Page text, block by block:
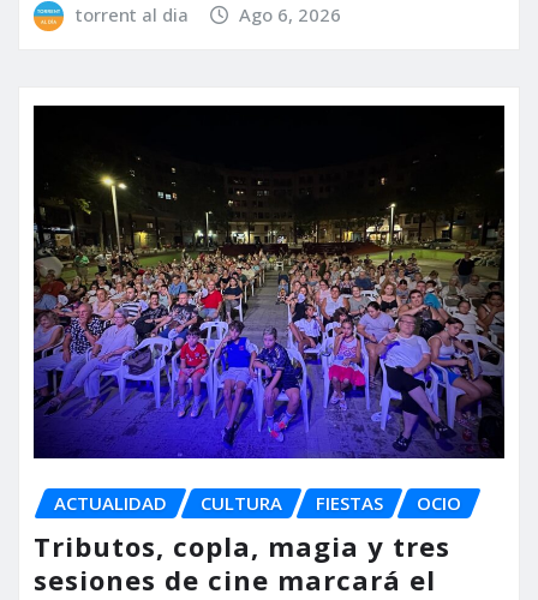
torrent al dia Ago 6, 2026
ACTUALIDAD CULTURA FIESTAS OCIO
Tributos, copla, magia y tres
sesiones de cine marcará el